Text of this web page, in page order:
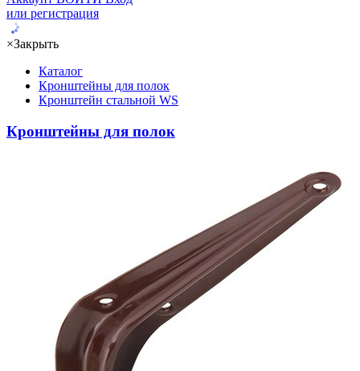
или регистрация
×Закрыть
Каталог
Кронштейны для полок
Кронштейн стальной WS
Кронштейны для полок